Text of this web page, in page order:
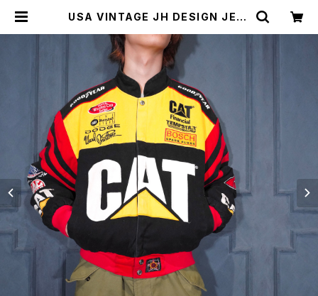
USA VINTAGE JH DESIGN JEFF
DESIGN RACING JACKET/アメリ
カ古着ジェフハミルトン刺繍デザイン
レーシングジャケット | Titti Vinta
ge